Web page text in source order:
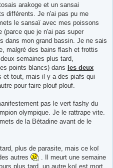
arakoge et un sansai
différents. Je n'ai pas pu me
le sansaï avec mes poissons
(parce que je n'ai pas super
dans mon grand bassin. Je ne sais
malgré des bains flash et frottis
semaines plus tard,
points blancs) dans les deux
et tout, mais il y a des piafs qui
pour faire plouf-plouf.
pas le vert fashy du
olympique. Je le rattrape vite.
de la Bétadine avant de le
plus de parasite, mais ce koï
autres
. Il meurt une semaine
plus tard, un autre koï est mort